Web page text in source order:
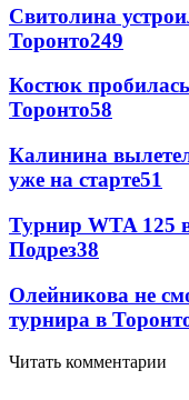
Свитолина
Торонто249
Костюк
Торонто58
Калинина
уже на старте51
Турнир WTA 125
Подрез38
Олейникова не
турнира в
Читать комментарии